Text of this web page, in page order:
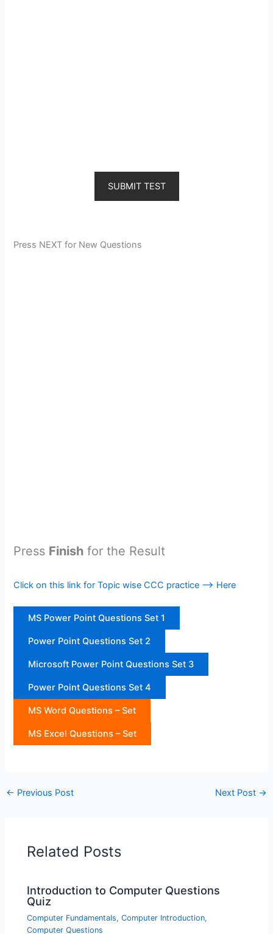
SUBMIT TEST
Press NEXT for New Questions
Press Finish for the Result
Click on this link for Topic wise CCC practice —> Here
MS Power Point Questions Set 1
Power Point Questions Set 2
Microsoft Power Point Questions Set 3
Power Point Questions Set 4
MS Word Questions – Set
MS Excel Questions – Set
← Previous Post Next Post →
Related Posts
Introduction to Computer Questions
Quiz
Computer Fundamentals,Computer Introduction,
Computer Questions